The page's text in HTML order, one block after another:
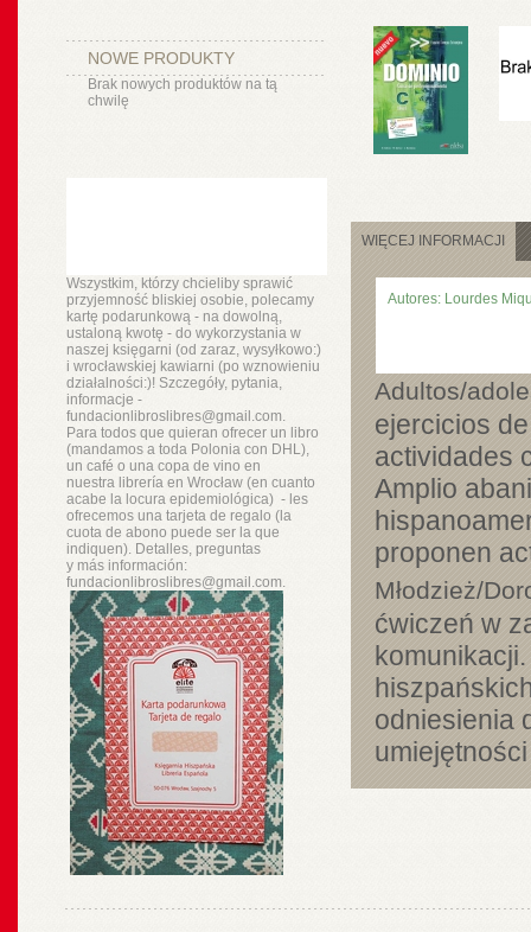
NOWE PRODUKTY
Brak nowych produktów na tą
chwilę
Wszystkim, którzy chcieliby sprawić
przyjemność bliskiej osobie, polecamy
kartę podarunkową - na dowolną,
ustaloną kwotę - do wykorzystania w
naszej księgarni (od zaraz, wysyłkowo:)
i wrocławskiej kawiarni (po wznowieniu
działalności:)! Szczegóły, pytania,
informacje -
fundacionlibroslibres@gmail.com.
Para todos que quieran ofrecer un libro
(mandamos a toda Polonia con DHL),
un café o una copa de vino en
nuestra libreríaen Wrocław (en cuanto
acabe la locura epidemiológica) - les
ofrecemos una tarjeta de regalo (la
cuota de abono puede ser la que
indiquen). Detalles, preguntas
y másinformación:
fundacionlibroslibres@gmail.com.
WIĘCEJ INFORMACJI
Autores: Lourdes
Adultos/
ejercicios
actividades
Amplio
proponen
Młodzież/
ćwiczeń w
odniesienia